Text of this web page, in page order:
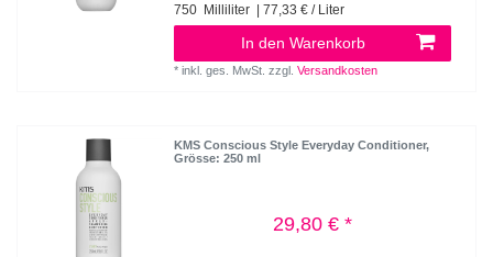
750 Milliliter | 77,33 € / Liter
In den Warenkorb
*inkl. ges. MwSt. zzgl.Versandkosten
KMS Conscious Style Everyday Conditioner,
Grösse: 250 ml
29,80 € *